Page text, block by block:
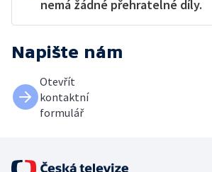
nemá žádné přehratelné díly.
Napište nám
Otevřít
kontaktní
formulář